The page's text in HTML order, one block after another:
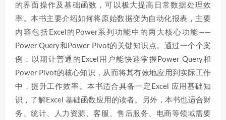
的界面操作及基础函数，可以极大提高日常数据处理效
率。本书主要介绍如何将原始数据变为自动化报表，主要
内容包括Excel的Power系列功能中的两大核心功能——
Power Query和Power Pivot的关键知识点。通过一个个案
例，以期让普通的Excel用户能快速掌握Power Query和
Power Pivot的核心知识，从而将其有效地应用到实际工作
中，提升工作效率。本书适合具备一定Excel 应用基础知
识，了解Excel 基础函数应用的读者。另外，本书也适合财
务、统计、人力资源、客服、售后服务、电商等领域需要